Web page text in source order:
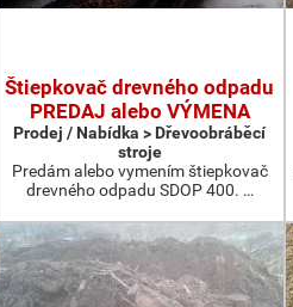
Štiepkovač drevného odpadu
PREDAJ alebo VÝMENA
Prodej / Nabídka > Dřevoobráběcí
stroje
Predám alebo vymením štiepkovač
drevného odpadu SDOP 400. …